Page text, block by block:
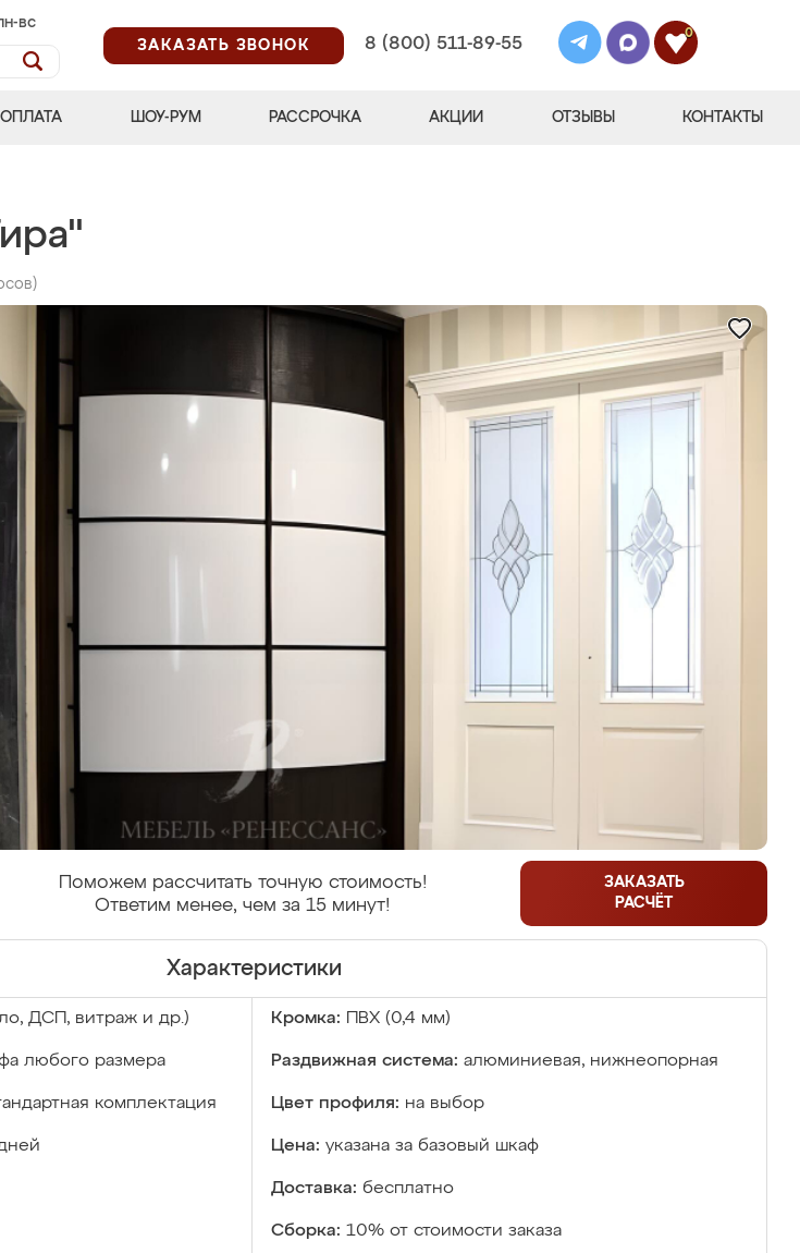
вс
ЗАКАЗАТЬ ЗВОНОК
8 (800) 511-89-55
0
ШОУ-РУМ РАССРОЧКА АКЦИИ ОТЗЫВЫ КОНТАКТЫ
Поможем рассчитать точную стоимость!
Ответим менее, чем за 15 минут!
ЗАКАЗАТЬ
РАСЧЁТ
Характеристики
ДСП, витраж и др.) Кромка: ПВХ (0,4 мм)
любого размера Раздвижная система: алюминиевая, нижнеопорная
комплектация Цвет профиля: на выбор
Цена: указана за базовый шкаф
Доставка: бесплатно
Сборка: 10% от стоимости заказа